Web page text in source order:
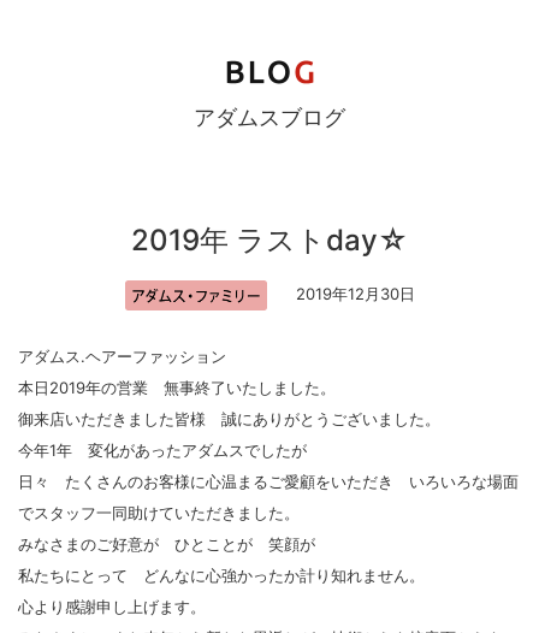
アダムスブログ
2019年 ラストday☆
2019年12月30日
アダムス.ヘアーファッション
本日2019年の営業 無事終了いたしました。
御来店いただきました皆様 誠にありがとうございました。
今年1年 変化があったアダムスでしたが
日々 たくさんのお客様に心温まるご愛顧をいただき いろいろな場面
でスタッフ一同助けていただきました。
みなさまのご好意が ひとことが 笑顔が
私たちにとって どんなに心強かったか計り知れません。
心より感謝申し上げます。